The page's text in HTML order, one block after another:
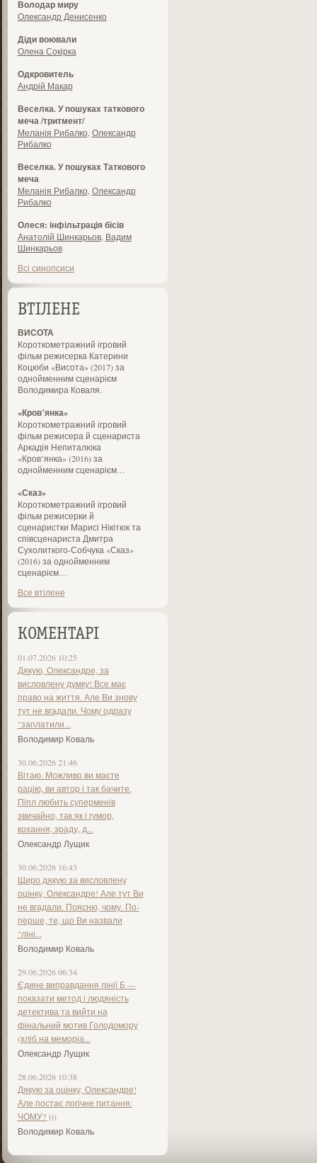
Володар миру
Олександр Денисенко
Діди воювали
Олена Сокірка
Одкровитель
Андрій Макар
Веселка. У пошуках таткового
меча /тритмент/
Меланія Рибалко Олександр
Рибалко
Веселка. У пошуках Таткового
меча
Меланія Рибалко Олександр
Рибалко
Олеся: інфільтрація бісів
Анатолій Шинкарьов, Вадим
Шинкарьов
Всі синопсиси
ВТІЛЕНЕ
ВИСОТА
Короткометражний ігровий
фільм режисерка Катерини
Коцюби «Висота» (2017) за
однойменним сценарієм
Володимира Коваля.
«Кров’янка»
Короткометражний ігровий
фільм режисера й сценариста
Аркадія Непиталюка
«Кров’янка» (2016) за
однойменним сценарієм…
«Сказ»
Короткометражний ігровий
фільм режисерки й
сценаристки Марисі Нікітюк та
співсценариста Дмитра
Сухолиткого-Собчука «Сказ»
(2016) за однойменним
сценарієм…
Все втілене
КОМЕНТАРІ
01.07.2026 10:25
Дякую, Олександре, за
висловлену думку! Все має
право на життя. Але Ви знову
тут не вгадали. Чому одразу
"заплатили...
Володимир Коваль
30.06.2026 21:46
Вітаю. Можливо ви маєте
рацію, ви автор і так бачите.
Піпл любить суперменів
звичайно, так як і гумор,
кохання, зраду, д...
Олександр Лущик
30.06.2026 16:43
Щиро дякую за висловлену
оцінку, Олександре! Але тут Ви
не вгадали. Поясню, чому. По-
перше, те, що Ви назвали
"ліні...
Володимир Коваль
29.06.2026 06:34
Єдине виправдання лінії Б —
показати метод і людяність
детектива та вийти на
фінальний мотив Голодомору
(хліб на меморіа...
Олександр Лущик
28.06.2026 10:38
Дякую за оцінку, Олександре!
Але постає логічне питання:
ЧОМУ? )))
Володимир Коваль